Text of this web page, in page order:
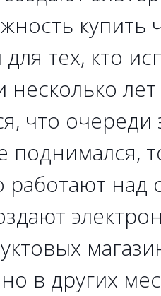
купить
тех, кто
несколько
что
поднимался,
работают над
в других